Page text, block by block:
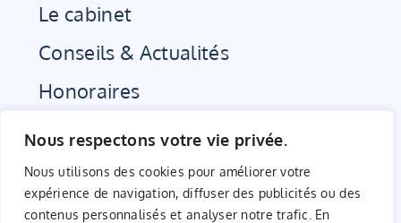
Nous respectons votre vie privée.
Nous utilisons des cookies pour améliorer votre
expérience de navigation, diffuser des publicités ou des
contenus personnalisés et analyser notre trafic. En
Le cabinet
Conseils & Actualités
Honoraires
Rendez-vous Doctolib